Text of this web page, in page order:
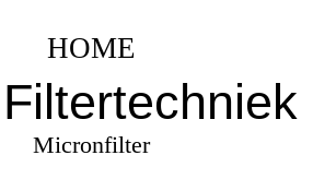
HOME
Micronfilter